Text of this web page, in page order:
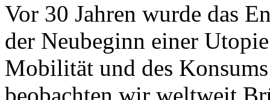
Vor 30 Jahren wurde das
der Neubeginn einer
Mobilität und des